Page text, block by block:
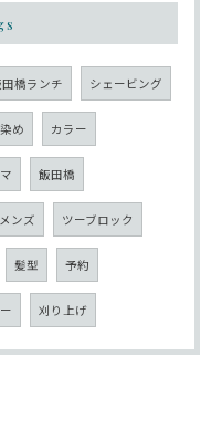
橋ランチ シェービング
め カラー
飯田橋
メンズ ツーブロック
髪型 予約
刈り上げ